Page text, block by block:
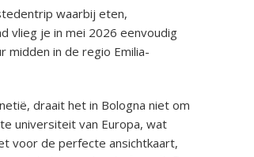
waarbij eten,
vlieg je in mei 2026 eenvoudig
midden in de regio Emilia-
draait het in Bologna niet om
universiteit van Europa, wat
voor de perfecte ansichtkaart,